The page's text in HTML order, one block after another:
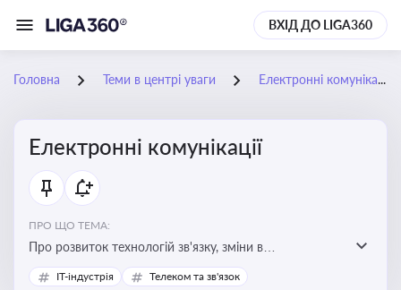
ВХІД ДО LIGA360
Головна Теми в центрі уваги Електронні комунікації
Електронні комунікації
ПРО ЩО ТЕМА:
Про розвиток технологій зв'язку, зміни в
законодавстві, регулювання ринку телекомунікацій,
IT-індустрія Телеком та зв'язок